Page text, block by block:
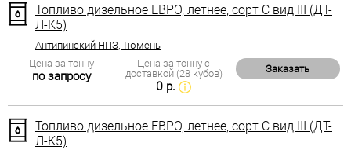
Топливо дизельное ЕВРО, летнее, сорт С вид III (ДТ-
Л-К5)
Антипинский НПЗ, Тюмень
Цена за тонну
по запросу
Цена за тонну с
доставкой (28 кубов)
0 р.
Заказать
Топливо дизельное ЕВРО, летнее, сорт С вид III (ДТ-
Л-К5)